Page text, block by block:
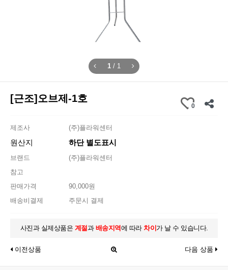
1 / 1
[근조]오브제-1호
0
제조사 (주)플라워센터
원산지 하단 별도표시
브랜드
(주)플라워센터
참고
판매가격
90,000원
배송비결제
주문시 결제
사진과 실제상품은 계절과 배송지역에 따라 차이 가 날 수 있습니다.
이전상품 다음 상품